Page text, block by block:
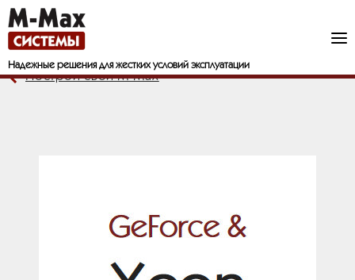
Надежные решения для жестких условий эксплуатации
Построй свой М-Мах